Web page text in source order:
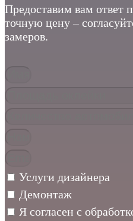
Предоставим вам ответ
точную цену –
замеров.
Услуги дизайнера
Демонтаж
Я согласен с